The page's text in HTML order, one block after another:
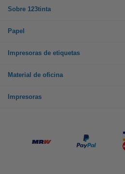
Sobre 123tinta
Papel
Impresoras de etiquetas
Material de oficina
Impresoras